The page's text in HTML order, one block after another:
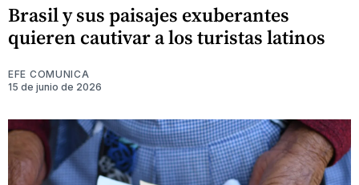
Brasil y sus paisajes exuberantes
quieren cautivar a los turistas latinos
EFE COMUNICA
15 de junio de 2026